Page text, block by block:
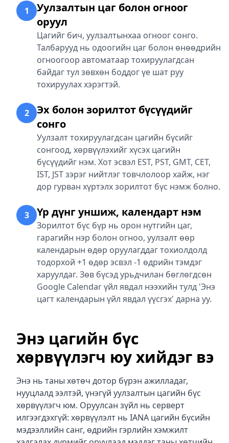
1
Уулзалтын цаг болон огноог
оруул
Цагийг бич, уулзалтынхаа огноог сонго.
Талбарууд нь одоогийн цаг болон өнөөдрийн
огноогоор автоматаар тохируулагдсан
байдаг тул зөвхөн боддог үе шат руу
тохируулах хэрэгтэй.
2
Эх болон зорилтот бүсүүдийг
сонго
Уулзалт тохируулагдсан цагийн бүсийг
сонгоод, хөрвүүлэхийг хүсэх цагийн
бүсүүдийг нэм. Хот эсвэл EST, PST, GMT, CET,
IST, JST зэрэг нийтлэг товчлолоор хайж, нэг
дор гурван хүртэлх зорилтот бүс нэмж болно.
3 Үр дүнг уншиж, календарт нэм
Зорилтот бүс бүр нь орон нутгийн цаг,
гарагийн нэр болон огноо, уулзалт өөр
календарын өдөр оруулагддаг тохиолдолд
тодорхой +1 өдөр эсвэл -1 өдрийн тэмдэг
харуулдаг. Зөв бүсэд урьдчилан бөглөгдсөн
Google Calendar үйл явдал нээхийн тулд 'Энэ
цагт календарын үйл явдал үүсгэх' дарна уу.
Энэ цагийн бүс
хөрвүүлэгч юу хийдэг вэ
Энэ нь таны хөтөч дотор бүрэн ажилладаг,
нууцлалд ээлтэй, үнэгүй уулзалтын цагийн бүс
хөрвүүлэгч юм. Оруулсан зүйл нь серверт
илгээгдэхгүй: хөрвүүлэлт нь IANA цагийн бүсийн
мэдээллийн санг, өдрийн гэрлийн хэмжилт